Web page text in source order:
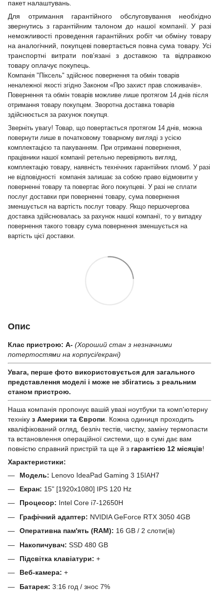
пакет налаштувань.
Для отримання гарантійного обслуговування необхідно
звернутись з гарантійним талоном до нашої компанії. У разі
неможливості проведення гарантійних робіт чи обміну товару
на аналогічний, покупцеві повертається повна сума товару. Усі
транспортні витрати пов’язані з доставкою та відправкою
товару оплачує покупець.
Компанія "Піксель" здійснює повернення та обмін товарів
неналежної якості згідно Законом «Про захист прав споживачів».
Повернення та обмін товарів можливе лише протягом 14 днів після
отримання товару покупцем. Зворотна доставка товарів
здійснюється за рахунок покупця.
Зверніть увагу! Товар, що повертається протягом 14 днів, можна
повернути лише в початковому товарному вигляді з усією
комплектацією та пакуванням. При отриманні повернення,
працівники нашої компанії ретельно перевіряють вигляд,
комплектацію товару, наявність технічних гарантійних пломб. У разі
не відповідності компанія залишає за собою право відмовити у
поверненні товару та повертає його покупцеві. У разі не сплати
послуг доставки при поверненні товару, сума повернення
зменшується на вартість послуг товару. Якщо першочергова
доставка здійснювалась за рахунок нашої компанії, то у випадку
повернення такого товару сума повернення зменшується на
вартість цієї доставки.
Опис
Клас пристрою: A- (Хороший стан з незначними
потертостями на корпусі/екрані)
Увага, перше фото використовується для загального
представлення моделі і може не збігатись з реальним
станом приcтрою.
Наша компанія пропонує вашій увазі ноутбуки та комп'ютерну
техніку з Америки та Європи . Кожна одиниця проходить
кваліфікований огляд, безліч тестів, чистку, заміну термопасти
та встановлення операційної системи, що в сумі дає вам
повністю справний пристрій та ще й з гарантією 12 місяців!
Характеристики:
Модель: Lenovo IdeaPad Gaming 3 15IAH7
Екран: 15" [1920x1080] IPS 120 Hz
Процесор: Intel Core i7-12650H
Графічний адаптер: NVIDIA GeForce RTX 3050 4GB
Оперативна пам'ять (RAM): 16 GB / 2 слоти(ів)
Накопичувач: SSD 480 GB
Підсвітка клавіатури: +
Веб-камера: +
Батарея: 3:16 год / знос 7%